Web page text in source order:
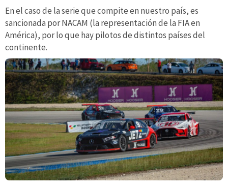
En el caso de la serie que compite en nuestro país, es
sancionada por NACAM (la representación de la FIA en
América), por lo que hay pilotos de distintos países del
continente.